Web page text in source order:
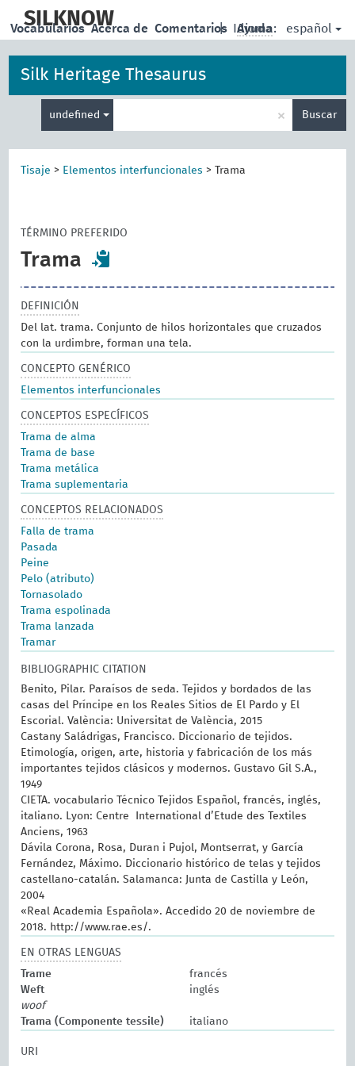
main
SILKNOW | Idioma: español
Vocabularios Acerca de Comentarios Ayuda
Silk Heritage Thesaurus
undefined × Buscar
Tisaje > Elementos interfuncionales > Trama
TÉRMINO PREFERIDO
Trama
DEFINICIÓN
Del lat. trama. Conjunto de hilos horizontales que cruzados
con la urdimbre, forman una tela.
CONCEPTO GENÉRICO
Elementos interfuncionales
CONCEPTOS ESPECÍFICOS
Trama de alma
Trama de base
Trama metálica
Trama suplementaria
CONCEPTOS RELACIONADOS
Falla de trama
Pasada
Peine
Pelo (atributo)
Tornasolado
Trama espolinada
Trama lanzada
Tramar
BIBLIOGRAPHIC CITATION
Benito, Pilar. Paraísos de seda. Tejidos y bordados de las
casas del Príncipe en los Reales Sitios de El Pardo y El
Escorial. València: Universitat de València, 2015
Castany Saládrigas, Francisco. Diccionario de tejidos.
Etimología, origen, arte, historia y fabricación de los más
importantes tejidos clásicos y modernos. Gustavo Gil S.A.,
1949
CIETA. vocabulario Técnico Tejidos Español, francés, inglés,
italiano. Lyon: Centre International d’Etude des Textiles
Anciens, 1963
Dávila Corona, Rosa, Duran i Pujol, Montserrat, y García
Fernández, Máximo. Diccionario histórico de telas y tejidos
castellano-catalán. Salamanca: Junta de Castilla y León,
2004
«Real Academia Española». Accedido 20 de noviembre de
2018. http://www.rae.es/.
EN OTRAS LENGUAS
Trame
francés
Weft
inglés
woof
Trama (Componente tessile)
italiano
URI